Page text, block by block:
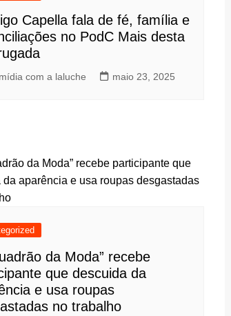
Capella fala de fé, família e
no PodC Mais desta
com a laluche maio 23, 2025
da Moda” recebe
que descuida da
e usa roupas
no trabalho